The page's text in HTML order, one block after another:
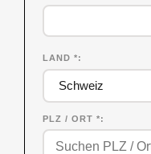
LAND *
PLZ / ORT *